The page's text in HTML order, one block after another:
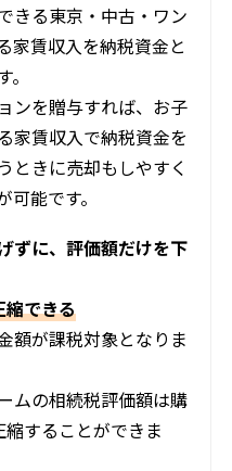
きる東京・中古・ワン
家賃収入を納税資金と
ンを贈与すれば、お子
家賃収入で納税資金を
ときに売却もしやすく
能です。
ずに、評価額だけを下
できる
額が課税対象となりま
ムの相続税評価額は購
することができま